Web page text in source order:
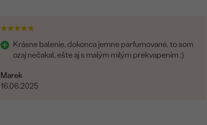
Krásne balenie, dokonca jemne parfumované, to som
ozaj nečakal, ešte aj s malým milým prekvapením :)
Marek
16.06.2025